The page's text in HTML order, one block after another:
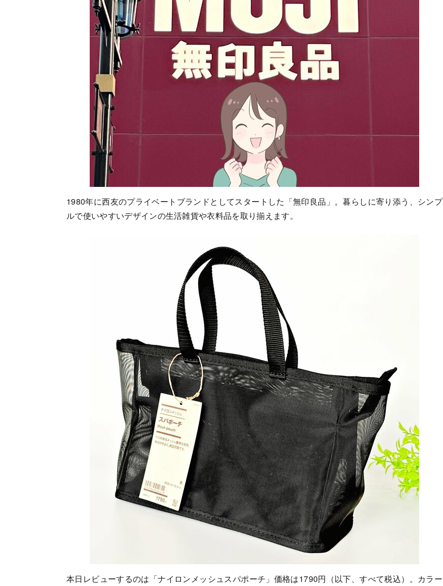
1980年に西友のプライベートブランドとしてスタートした「無印良品」。暮らしに寄り添う、シンプ
ルで使いやすいデザインの生活雑貨や衣料品を取り揃えます。
本日レビューするのは「ナイロンメッシュスパポーチ」価格は1790円（以下、すべて税込）。カラー